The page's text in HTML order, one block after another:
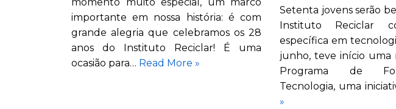
importante em nossa história: é com
grande alegria que celebramos os 28
anos do Instituto Reciclar! É uma
ocasião para… Read More »
Setenta jovens serão
Instituto Reciclar
específica em
junho, teve início uma
Programa de
Tecnologia, uma
»